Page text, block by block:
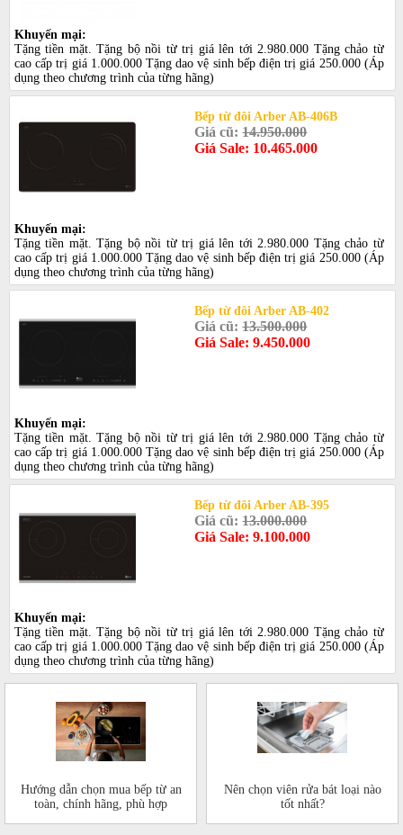
Khuyến mại:
Tặng tiền mặt. Tặng bộ nồi từ trị giá lên tới 2.980.000 Tặng chảo từ
cao cấp trị giá 1.000.000 Tặng dao vệ sinh bếp điện trị giá 250.000 (Áp
dụng theo chương trình của từng hãng)
Bếp từ đôi Arber AB-406B
Giá cũ:14.950.000
Giá Sale: 10.465.000
Khuyến mại:
Tặng tiền mặt. Tặng bộ nồi từ trị giá lên tới 2.980.000 Tặng chảo từ
cao cấp trị giá 1.000.000 Tặng dao vệ sinh bếp điện trị giá 250.000 (Áp
dụng theo chương trình của từng hãng)
Bếp từ đôi Arber AB-402
Giá cũ:13.500.000
Giá Sale: 9.450.000
Khuyến mại:
Tặng tiền mặt. Tặng bộ nồi từ trị giá lên tới 2.980.000 Tặng chảo từ
cao cấp trị giá 1.000.000 Tặng dao vệ sinh bếp điện trị giá 250.000 (Áp
dụng theo chương trình của từng hãng)
Bếp từ đôi Arber AB-395
Giá cũ:13.000.000
Giá Sale: 9.100.000
Khuyến mại:
Tặng tiền mặt. Tặng bộ nồi từ trị giá lên tới 2.980.000 Tặng chảo từ
cao cấp trị giá 1.000.000 Tặng dao vệ sinh bếp điện trị giá 250.000 (Áp
dụng theo chương trình của từng hãng)
Hướng dẫn chọn mua bếp từ an
toàn, chính hãng, phù hợp
Nên chọn viên rửa bát loại nào
tốt nhất?